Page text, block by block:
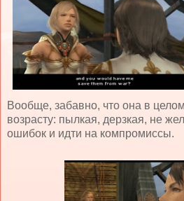
Вообще, забавно, что она в целом
возрасту: пылкая, дерзкая, не
ошибок и идти на компромиссы.